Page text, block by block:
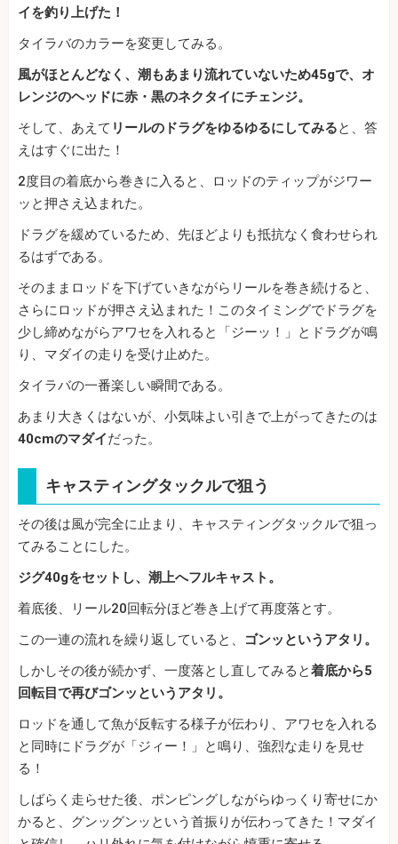
イを釣り上げた！
タイラバのカラーを変更してみる。
風がほとんどなく、潮もあまり流れていないため45gで、オ
レンジのヘッドに赤・黒のネクタイにチェンジ。
そして、あえて リールのドラグをゆるゆるにしてみると、答
えはすぐに出た！
2度目の着底から巻きに入ると、ロッドのティップがジワー
ッと押さえ込まれた。
ドラグを緩めているため、先ほどよりも抵抗なく食わせられ
るはずである。
そのままロッドを下げていきながらリールを巻き続けると、
さらにロッドが押さえ込まれた！このタイミングでドラグを
少し締めながらアワセを入れると「ジーッ！」とドラグが鳴
り、マダイの走りを受け止めた。
タイラバの一番楽しい瞬間である。
あまり大きくはないが、小気味よい引きで上がってきたのは
40cmのマダイだった。
キャスティングタックルで狙う
その後は風が完全に止まり、キャスティングタックルで狙っ
てみることにした。
ジグ40gをセットし、潮上へフルキャスト。
着底後、リール20回転分ほど巻き上げて再度落とす。
この一連の流れを繰り返していると、
ゴンッというアタリ。
しかしその後が続かず、一度落とし直してみると着底から5
回転目で再びゴンッというアタリ。
ロッドを通して魚が反転する様子が伝わり、アワセを入れる
と同時にドラグが「ジィー！」と鳴り、強烈な走りを見せ
る！
しばらく走らせた後、ポンピングしながらゆっくり寄せにか
かると、グンッグンッという首振りが伝わってきた！マダイ